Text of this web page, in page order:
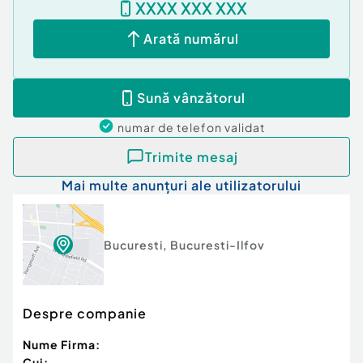
Pentru mai multe informatii sau pentru
programarea vizionarilor, contactul meu va sta la
Confort:1
Bloc de apartamente
Număr Băi:2
Comision cumpărător:3%
Posibilitate parcare: Da
Nr. locuri parcare:
XXXX XXX XXX
Arată numărul
Sună vânzătorul
numar de telefon validat
Trimite mesaj
Mai multe anunțuri ale utilizatorului
Bucuresti, Bucuresti-Ilfov
Despre companie
Nume Firma: